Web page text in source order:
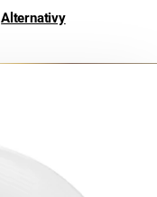
Alternativy